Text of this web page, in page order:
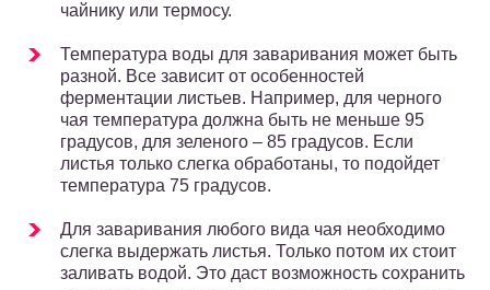
чайнику или термосу.
Температура воды для заваривания может быть
разной. Все зависит от особенностей
ферментации листьев. Например, для черного
чая температура должна быть не меньше 95
градусов, для зеленого – 85 градусов. Если
листья только слегка обработаны, то подойдет
температура 75 градусов.
Для заваривания любого вида чая необходимо
слегка выдержать листья. Только потом их стоит
заливать водой. Это даст возможность сохранить